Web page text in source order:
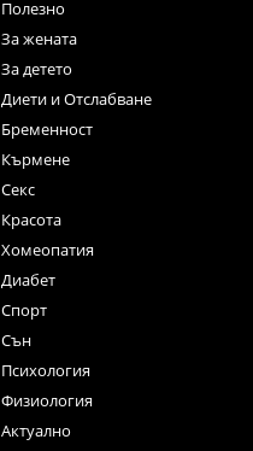
Полезно
За жената
За детето
Диети и Отслабване
Бременност
Кърмене
Секс
Красота
Хомеопатия
Диабет
Спорт
Сън
Психология
Физиология
Актуално